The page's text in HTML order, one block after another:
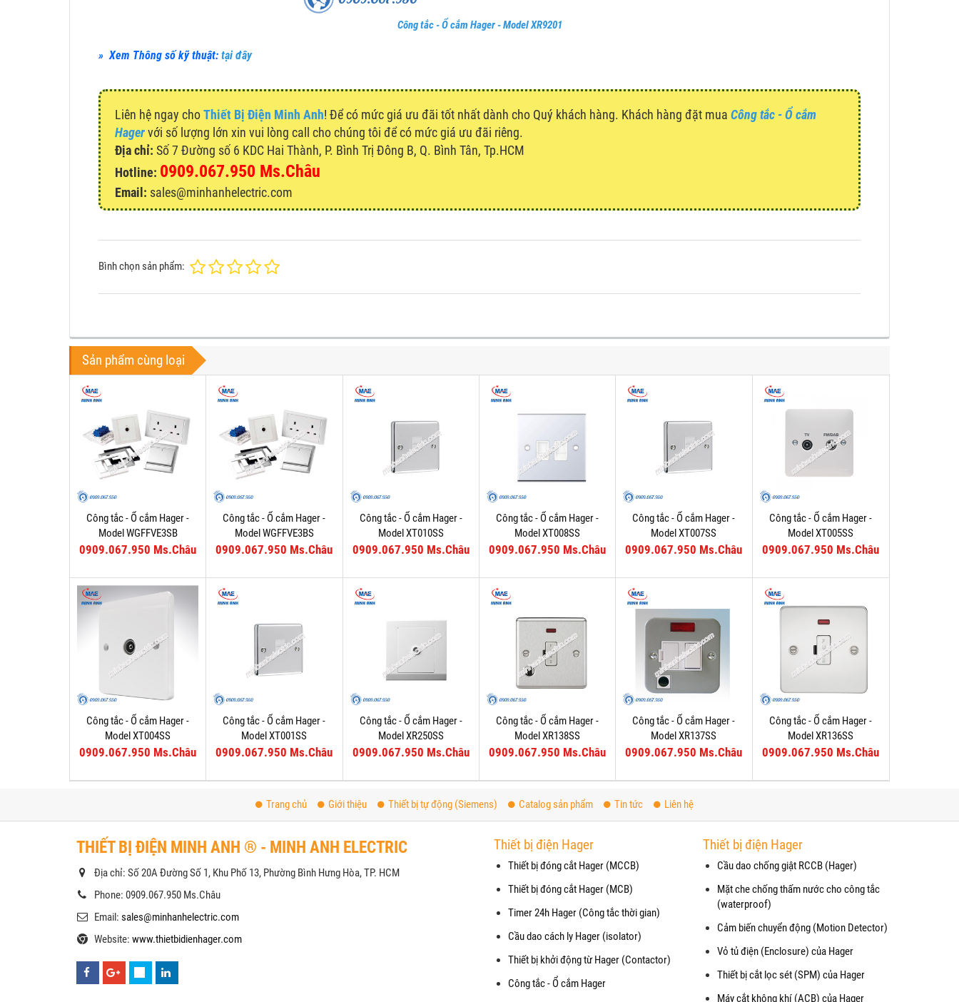
Công tắc - Ổ cắm Hager - Model XR9201
» Xem Thông số kỹ thuật: tại đây
Liên hệ ngay choThiết Bị Điện Minh Anh! Để có mức giá ưu đãi tốt nhất dành cho Quý khách hàng. Khách hàng đặt mua Công tắc - Ổ cắm
Hagervới số lượng lớn xin vui lòng call cho chúng tôi để có mức giá ưu đãi riêng.
Địa chỉ: Số 7 Đường số 6 KDC Hai Thành, P. Bình Trị Đông B, Q. Bình Tân, Tp.HCM
Hotline: 0909.067.950 Ms.Châu
Email: sales@minhanhelectric.com
Bình chọn sản phẩm:
Sản phẩm cùng loại
Công tắc - Ổ cắm Hager -
Model WGFFVE3SB
0909.067.950 Ms.Châu
Công tắc - Ổ cắm Hager -
Model WGFFVE3BS
0909.067.950 Ms.Châu
Công tắc - Ổ cắm Hager -
Model XT010SS
0909.067.950 Ms.Châu
Công tắc - Ổ cắm Hager -
Model XT008SS
0909.067.950 Ms.Châu
Công tắc - Ổ cắm Hager -
Model XT007SS
0909.067.950 Ms.Châu
Công tắc - Ổ cắm Hager -
Model XT005SS
0909.067.950 Ms.Châu
Công tắc - Ổ cắm Hager -
Model XT004SS
0909.067.950 Ms.Châu
Công tắc - Ổ cắm Hager -
Model XT001SS
0909.067.950 Ms.Châu
Công tắc - Ổ cắm Hager -
Model XR250SS
0909.067.950 Ms.Châu
Công tắc - Ổ cắm Hager -
Model XR138SS
0909.067.950 Ms.Châu
Công tắc - Ổ cắm Hager -
Model XR137SS
0909.067.950 Ms.Châu
Công tắc - Ổ cắm Hager -
Model XR136SS
0909.067.950 Ms.Châu
Trang chủ Giới thiệu Thiết bị tự động (Siemens) Catalog sản phẩm Tin tức Liên hệ
THIẾT BỊ ĐIỆN MINH ANH ® - MINH ANH ELECTRIC
Địa chỉ: Số 20A Đường Số 1, Khu Phố 13, Phường Bình Hưng Hòa, TP. HCM
Phone: 0909.067.950 Ms.Châu
Email: sales@minhanhelectric.com
Website: www.thietbidienhager.com
Thiết bị điện Hager
Thiết bị đóng cắt Hager (MCCB)
Thiết bị đóng cắt Hager (MCB)
Timer 24h Hager (Công tắc thời gian)
Cầu dao cách ly Hager (isolator)
Thiết bị khởi động từ Hager (Contactor)
Công tắc - Ổ cắm Hager
Thiết bị điện Hager
Cầu dao chống giật RCCB (Hager)
Mặt che chống thấm nước cho công tắc
(waterproof)
Cảm biến chuyển động (Motion Detector)
Vỏ tủ điện (Enclosure) của Hager
Thiết bị cắt lọc sét (SPM) của Hager
Máy cắt không khí (ACB) của Hager